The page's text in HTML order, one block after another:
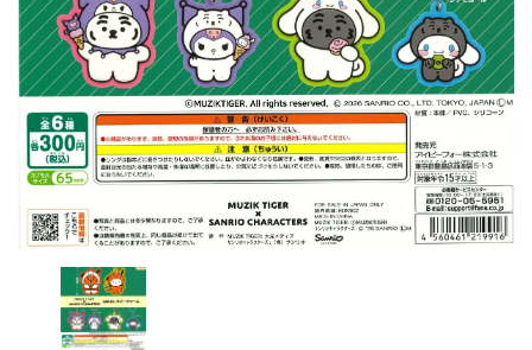
レンタル
景品・玩具・文具
販促用カプセルトイ